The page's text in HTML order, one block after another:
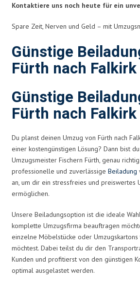
Kontaktiere uns noch heute für ein
Spare Zeit, Nerven und Geld – mit
Günstige
Fürth nach Falkirk
Günstige
Fürth nach Falkirk
Du planst deinen Umzug von Fürth nach
einer kostengünstigen Lösung? Dann bist
Umzugsmeister Fischern Fürth, genau
professionelle und zuverlässige Beiladung
an, um dir ein stressfreies und preiswertes
ermöglichen.
Unsere Beiladungsoption ist die ideale
komplette Umzugsfirma beauftragen
einzelne Möbelstücke oder
möchtest. Dabei teilst du dir den
Kunden und profitierst von den günstigen
optimal ausgelastet werden.